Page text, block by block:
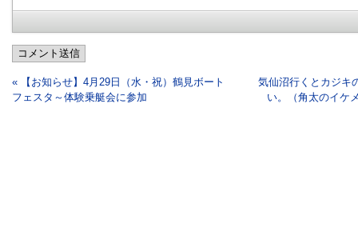
コメント送信
« 【お知らせ】4月29日（水・祝）鶴見ボート
フェスタ～体験乗艇会に参加
気仙沼行くとカジキ
い。（角太のイケ